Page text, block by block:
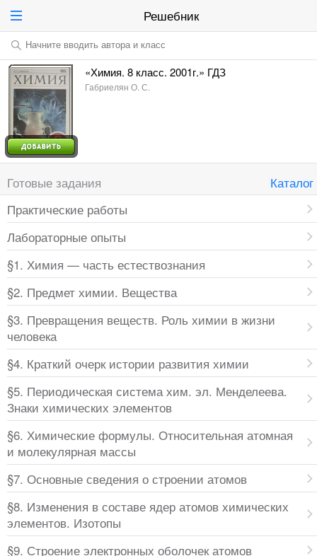
Решебник
Начните вводить автора и класс
«Химия. 8 класс. 2001г.» ГДЗ
Габриелян О. С.
Готовые задания
Каталог
Практические работы
Лабораторные опыты
§1. Химия — часть естествознания
§2. Предмет химии. Вещества
§3. Превращения веществ. Роль химии в жизни
человека
§4. Краткий очерк истории развития химии
§5. Периодическая система хим. эл. Менделеева.
Знаки химических элементов
§6. Химические формулы. Относительная атомная
и молекулярная массы
§7. Основные сведения о строении атомов
§8. Изменения в составе ядер атомов химических
элементов. Изотопы
§9. Строение электронных оболочек атомов